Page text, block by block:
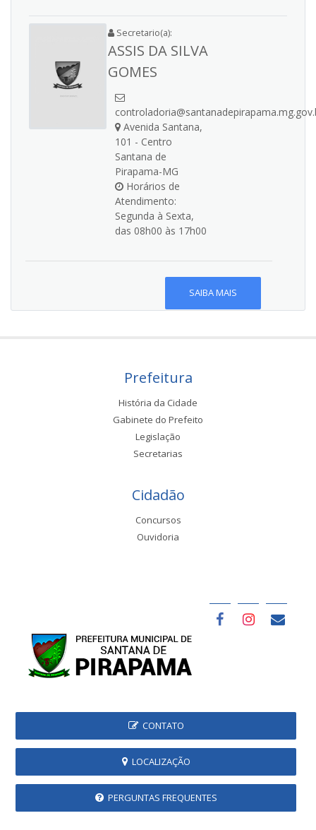
Secretario(a):
ASSIS DA SILVA
GOMES
Avenida Santana,
101 - Centro
Santana de
Pirapama-MG
Horários de
Atendimento:
Segunda à Sexta,
das 08h00 às 17h00
SAIBA MAIS
Prefeitura
História da Cidade
Gabinete do Prefeito
Legislação
Secretarias
Cidadão
Concursos
Ouvidoria
CONTATO
LOCALIZAÇÃO
PERGUNTAS FREQUENTES